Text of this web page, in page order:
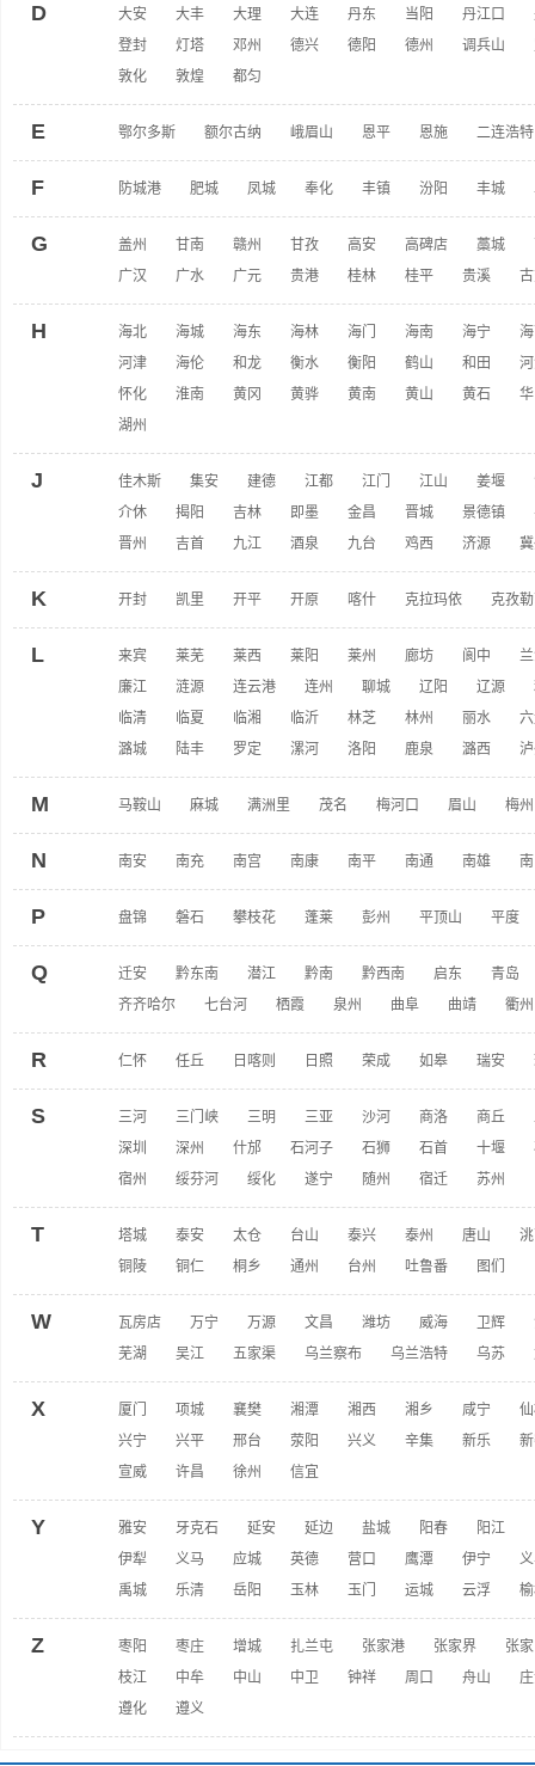
D 大安 大丰 大理 大连 丹东 当阳 丹江口
登封
灯塔 邓州 德兴 德阳 德州 调兵山
敦化
敦煌 都匀
E 鄂尔多斯 额尔古纳 峨眉山 恩平 恩施 二连浩特
F 防城港 肥城 凤城 奉化 丰镇 汾阳 丰城
G 盖州 甘南 赣州 甘孜 高安 高碑店 藁城
广汉
广水 广元 贵港 桂林 桂平 贵溪
H 海北 海城 海东 海林 海门 海南 海宁
河津
海伦 和龙 衡水 衡阳 鹤山 和田
怀化
淮南 黄冈 黄骅 黄南 黄山 黄石
湖州
J 佳木斯 集安 建德 江都 江门 江山 姜堰
介休
揭阳 吉林 即墨 金昌 晋城 景德镇
晋州
吉首 九江 酒泉 九台 鸡西 济源
K 开封 凯里 开平 开原 喀什 克拉玛依 克孜
L 来宾 莱芜 莱西 莱阳 莱州 廊坊 阆中
廉江
涟源 连云港 连州 聊城 辽阳 辽源
临清
临夏 临湘 临沂 林芝 林州 丽水
潞城
陆丰 罗定 漯河 洛阳 鹿泉 潞西
M 马鞍山 麻城 满洲里 茂名 梅河口 眉山 梅州
N 南安 南充 南宫 南康 南平 南通 南雄
P 盘锦 磐石 攀枝花 蓬莱 彭州 平顶山 平度
Q 迁安 黔东南 潜江 黔南 黔西南 启东
青岛
齐齐哈尔
七台河 栖霞 泉州 曲阜 曲靖 衢州
R 仁怀 任丘 日喀则 日照 荣成 如皋 瑞安
S 三河 三门峡 三明 三亚 沙河 商洛 商丘
深圳
深州 什邡 石河子 石狮 石首 十堰
宿州
绥芬河 绥化 遂宁 随州 宿迁 苏州
T 塔城 泰安 太仓 台山 泰兴 泰州 唐山
铜陵
铜仁 桐乡 通州 台州 吐鲁番 图们
W 瓦房店 万宁 万源 文昌 潍坊 威海 卫辉
芜湖
吴江 五家渠 乌兰察布 乌兰浩特 乌苏
X 厦门 项城 襄樊 湘潭 湘西 湘乡 咸宁
兴宁
兴平 邢台 荥阳 兴义 辛集 新乐
宣威
许昌 徐州 信宜
Y 雅安 牙克石 延安 延边 盐城 阳春 阳江
伊犁
义马 应城 英德 营口 鹰潭 伊宁
禹城
乐清 岳阳 玉林 玉门 运城 云浮
Z 枣阳 枣庄 增城 扎兰屯 张家港 张家界
张
枝江
中牟 中山 中卫 钟祥 周口 舟山
遵化
遵义